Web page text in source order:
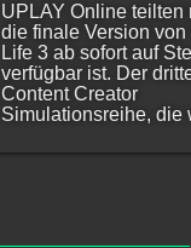
UPLAY Online teilten
die finale Version von
Life 3 ab sofort auf
verfügbar ist. Der
Content Creator
Simulationsreihe, die